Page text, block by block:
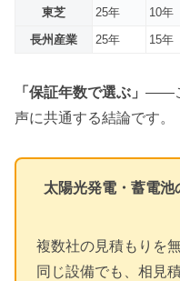
東芝 25年 10年
長州産業
25年 15年
「保証年数で選ぶ」 ——
声に共通する結論です。
太陽光発電・蓄電
複数社の見積もりを
同じ設備でも、相見